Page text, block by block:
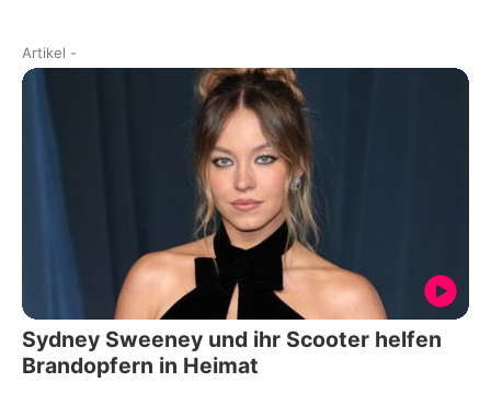
Artikel -
Sydney Sweeney und ihr Scooter helfen
Brandopfern in Heimat